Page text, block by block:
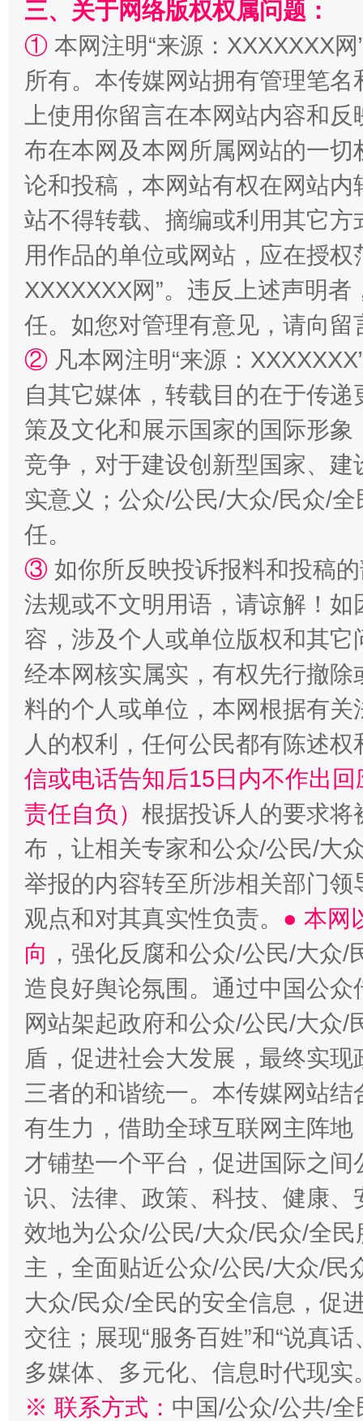
站台名比不上好声名
漫山遍野的桃花与雪山、麦地、白藏房 除
招工难、用工荒背后
三、关于网络版权权属问题：
① 本网注明“来源：XXXXXXX
所有。本传媒网站拥有管理笔
上使用你留言在本网站内容和
布在本网及本网所属网站的一
论和投稿，本网站有权在网站
站不得转载、摘编或利用其它
用作品的单位或网站，应在授
XXXXXXX网”。违反上述声明
任。如您对管理有意见，请向
② 凡本网注明“来源：
自其它媒体，转载目的在于传
策及文化和展示国家的国际形
竞争，对于建设创新型国家、
实意义；公众/公民/大众/民众/
任。
③ 如你所反映投诉报料和投稿
法规或不文明用语，请谅解！
容，涉及个人或单位版权和其它
经本网核实属实，有权先行撤
料的个人或单位，本网根据有
人的权利，任何公民都有陈述
信或电话告知后15日内不作出
责任自负） 根据投诉人的要求将
布，让相关专家和公众/公民/大
举报的内容转至所涉相关部门
观点和对其真实性负责。 ● 本网
向 ，强化反腐和公众/公民/大众
造良好舆论氛围。通过中国公
网站架起政府和公众/公民/大众
盾，促进社会大发展，最终实
三者的和谐统一。本传媒网站
有生力，借助全球互联网主阵
才铺垫一个平台，促进国际之
识、法律、政策、科技、健康
效地为公众/公民/大众/民众/全
主，全面贴近公众/公民/大众/民
大众/民众/全民的安全信息，促
交往；展现“服务百姓”和“说真
多媒体、多元化、信息时代现实
※ 联系方式： 中国/公众/公共/